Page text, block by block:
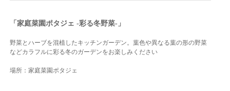
「家庭菜園ポタジェ -彩る冬野菜-」
野菜とハーブを混植したキッチンガーデン。葉色や異なる葉の形の野菜
などカラフルに彩る冬のガーデンをお楽しみください
場所：家庭菜園ポタジェ